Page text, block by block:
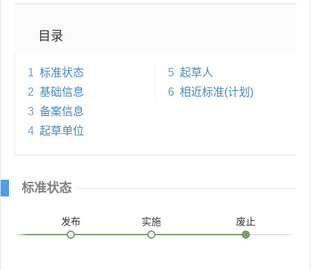
目录
1 标准状态
2 基础信息
3 备案信息
4 起草单位
5 起草人
6 相近标准(计划)
标准状态
发布 实施 废止